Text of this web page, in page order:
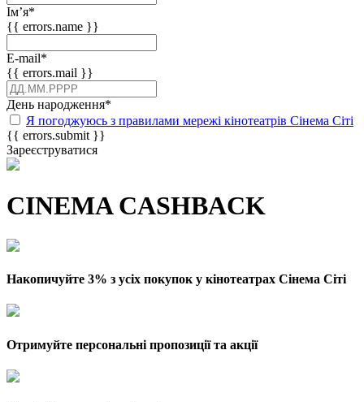
Імʼя*
{{ errors.name }}
E-mail*
{{ errors.mail }}
День народження*
Я погоджуюсь з правилами мережі кінотеатрів Сінема Сіті
{{ errors.submit }}
Зареєструватися
CINEMA CASHBACK
Накопичуйте 3% з усіх покупок у кінотеатрах Сінема Сіті
Отримуйте персональні пропозиції та акції